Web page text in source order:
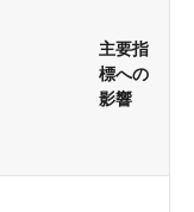
主要指
標への
影響